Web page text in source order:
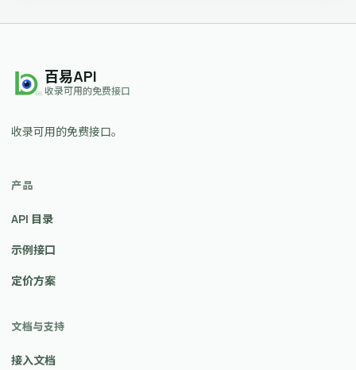
百易API
收录可用的免费接口
收录可用的免费接口。
产品
API 目录
示例接口
定价方案
文档与支持
接入文档